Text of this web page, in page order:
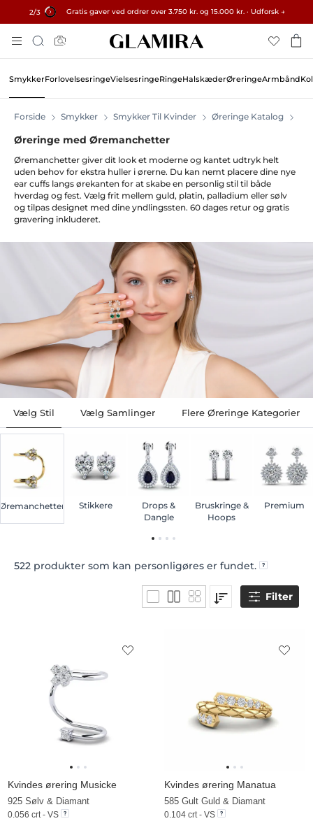
3/3 15% på alle ordrer →
Gratis gaver ved ordrer over 3.750 kr. og 15.000 kr. · Udforsk →
✓ 60-dages returret ✓ Gratis tilpasning
To
Content
Søg
SmykkerForlovelsesringeVielsesringeRingeHalskæderØreringeArmbånd
Forside Smykker Smykker Til Kvinder Øreringe Katalog
Øreringe med Øremanchetter
Øremanchetter giver dit look et moderne og kantet udtryk helt
uden behov for ekstra huller i ørerne. Du kan nemt placere dine nye
ear cuffs langs ørekanten for at skabe en personlig stil til både
hverdag og fest. Vælg frit mellem guld, platin, palladium eller sølv
og tilpas designet med dine yndlingssten. 60 dages retur og gratis
gravering inkluderet.
Vælg Stil Vælg Samlinger Flere Øreringe Kategorier
Øremanchetter Stikkere
Drops &
Dangle
Bruskringe &
Hoops
Premium
522 produkter som kan personligøres er fundet.
Filter
Kvindes ørering Musicke
925 Sølv & Diamant
0.056 crt - VS
Kvindes ørering Manatua
585 Gult Guld & Diamant
0.104 crt - VS